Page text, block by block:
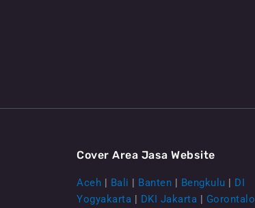
Cover Area Jasa Website
Aceh | Bali | Banten | Bengkulu | DI
Yogyakarta | DKI Jakarta | Gorontalo